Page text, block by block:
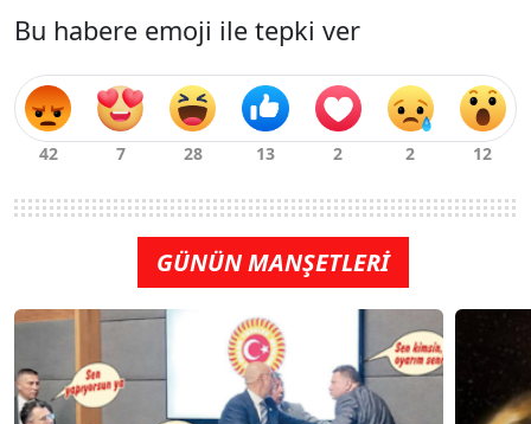
Bu habere emoji ile tepki ver
GÜNÜN MANŞETLERİ